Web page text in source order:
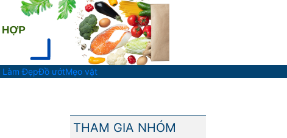
Làm ĐẹpĐồ ướtMẹo vặt
THAM GIA NHÓM